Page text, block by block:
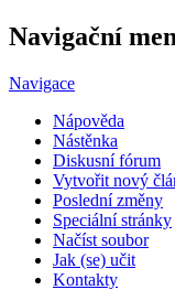
Navigační
Navigace
Nápověda
Nástěnka
Diskusní fórum
Vytvořit nový
Poslední změny
Speciální stránky
Načíst soubor
Jak (se) učit
Kontakty